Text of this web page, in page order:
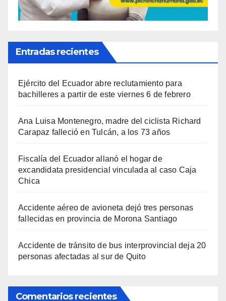
Entradas recientes
Ejército del Ecuador abre reclutamiento para
bachilleres a partir de este viernes 6 de febrero
Ana Luisa Montenegro, madre del ciclista Richard
Carapaz falleció en Tulcán, a los 73 años
Fiscalía del Ecuador allanó el hogar de
excandidata presidencial vinculada al caso Caja
Chica
Accidente aéreo de avioneta dejó tres personas
fallecidas en provincia de Morona Santiago
Accidente de tránsito de bus interprovincial deja 20
personas afectadas al sur de Quito
Comentarios recientes